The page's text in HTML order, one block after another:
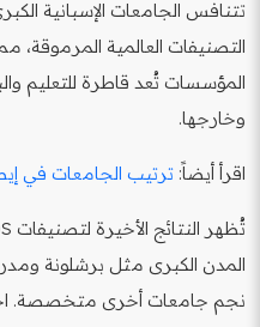
تتنافس الجامعات الإسبانية
التصنيفات العالمية المرموقة،
المؤسسات تُعد قاطرة للتعليم
وخارجها.
اقرأ أيضاً: ترتيب الجامعات في
المدن الكبرى مثل برشلونة
نجم جامعات أخرى متخصصة.